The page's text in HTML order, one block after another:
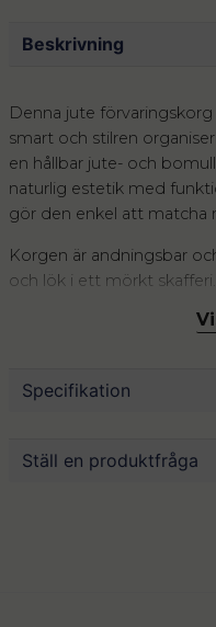
Beskrivning
Denna jute
smart och stilren
en hållbar jute- och
naturlig estetik med
gör den enkel att matcha
Korgen är andningsbar
och lök i ett mörkt
Förutom köksförvaring,
accessoarer i garderoben.
vilket gör det enkelt att
naturlig lösning för
Specifikation
Mått
Ställ en produktfråga